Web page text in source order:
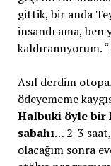
gittik, bir anda
insandı ama,
kaldıramıyorum.
Asıl derdim
ödeyememe
Halbuki öyle bir
sabahı… 2-3 saat,
olacağım sonra